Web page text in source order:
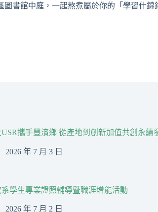
書館中庭，一起熬煮屬於你的「學習什錦
USR攜手豐濱鄉 從產地到創新加值共創永續
2026 年 7 月 3 日
系學生專業證照輔導暨職涯增能活動
2026 年 7 月 2 日